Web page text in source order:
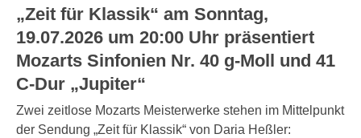
„Zeit für Klassik“ am Sonntag,
19.07.2026 um 20:00 Uhr präsentiert
Mozarts Sinfonien Nr. 40 g-Moll und 41
C-Dur „Jupiter“
Zwei zeitlose Mozarts Meisterwerke stehen im Mittelpunkt
der Sendung „Zeit für Klassik“ von Daria Heßler: